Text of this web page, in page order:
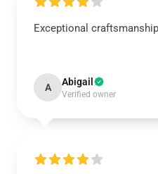
Exceptional
A Abigail
Verified owner